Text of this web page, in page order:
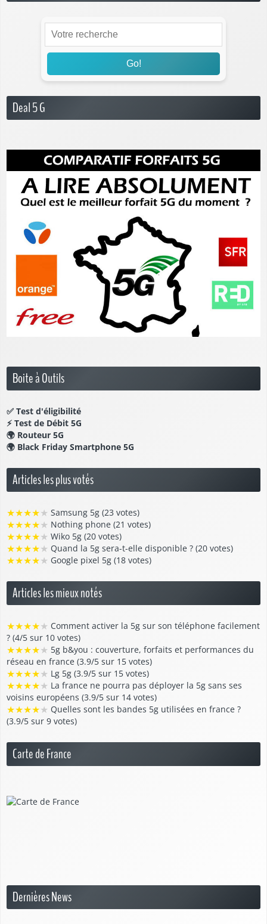
Go!
Deal 5 G
Boite à Outils
✅ Test d'éligibilité
⚡ Test de Débit 5G
🌍 Routeur 5G
🌍 Black Friday Smartphone 5G
Articles les plus votés
★★★★★ Samsung 5g (23 votes)
★★★★★ Nothing phone (21 votes)
★★★★★ Wiko 5g (20 votes)
★★★★★ Quand la 5g sera-t-elle disponible ? (20 votes)
★★★★★ Google pixel 5g (18 votes)
Articles les mieux notés
★★★★★ Comment activer la 5g sur son téléphone facilement
? (4/5 sur 10 votes)
★★★★★ 5g b&you : couverture, forfaits et performances du
réseau en france (3.9/5 sur 15 votes)
★★★★★ Lg 5g (3.9/5 sur 15 votes)
★★★★★ La france ne pourra pas déployer la 5g sans ses
voisins européens (3.9/5 sur 14 votes)
★★★★★ Quelles sont les bandes 5g utilisées en france ?
(3.9/5 sur 9 votes)
Carte de France
Dernières News